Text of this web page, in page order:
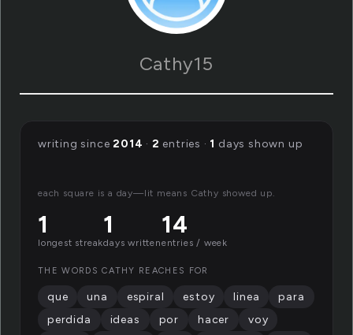
Cathy15
writing since2014 · 2 entries · 1 days shown up
each square is a day—lit means Cathy showed up.
1
longest streak
1
days written
14
entries / week
THE WORDS CATHY REACHES FOR
que una espiral estoy linea
para
perdida
ideas por hacer
voy